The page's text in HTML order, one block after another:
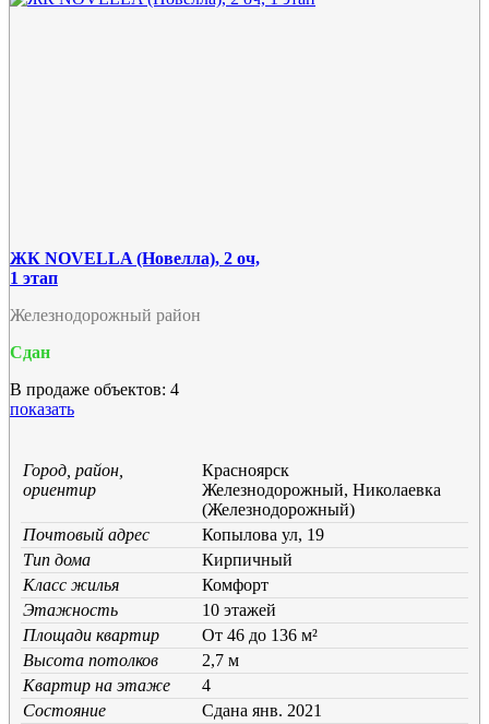
ЖК NOVELLA (Новелла), 2 оч,
1 этап
Железнодорожный район
Сдан
В продаже объектов: 4
показать
Город, район,
ориентир
Красноярск
Железнодорожный, Николаевка
(Железнодорожный)
Почтовый адрес
Копылова ул, 19
Тип дома
Кирпичный
Класс жилья
Комфорт
Этажность
10 этажей
Площади квартир
От 46 до 136 м²
Высота потолков
2,7 м
Квартир на этаже
4
Состояние
Cдана янв. 2021